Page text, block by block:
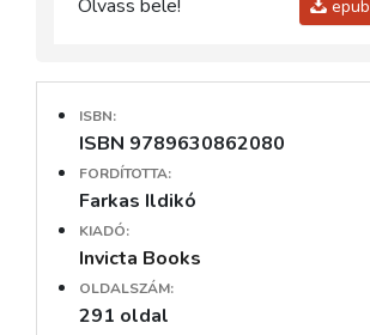
Olvass bele! epub
ISBN:
ISBN 9789630862080
FORDÍTOTTA:
Farkas Ildikó
KIADÓ:
Invicta Books
OLDALSZÁM:
291 oldal